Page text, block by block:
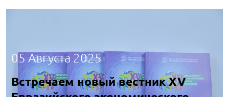
05 Августа 2025
Встречаем новый вестник XV